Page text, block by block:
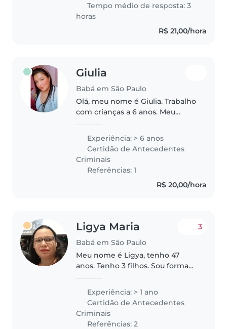
Tempo médio de resposta: 3
horas
R$ 21,00/hora
Giulia
Babá em São Paulo
Olá, meu nome é Giulia. Trabalho
com crianças a 6 anos. Meu
de 0 a 6 anos. Sou realmente
apaixonada pelo que faço e pela
carreira que escolhi para..
Experiência: > 6 anos
Certidão de Antecedentes
Criminais
Referências: 1
R$ 20,00/hora
Ligya Maria
Babá em São Paulo
3
Meu nome é Ligya, tenho 47
anos. Tenho 3 filhos. Sou formada
crianças e bebês. Sou uma
pessoa muito responsável,
pontual. Tenho carro,..
Experiência: > 1 ano
Certidão de Antecedentes
Criminais
Referências: 2